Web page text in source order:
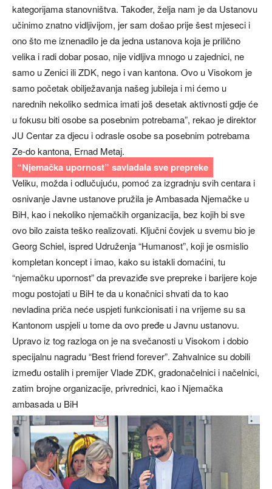
kategorijama stanovništva. Također, želja nam je da Ustanovu
učinimo znatno vidljivijom, jer sam došao prije šest mjeseci i
ono što me iznenadilo je da jedna ustanova koja je prilično
velika i radi dobar posao, nije vidljiva mnogo u zajednici, ne
samo u Zenici ili ZDK, nego i van kantona. Ovo u Visokom je
samo početak obilježavanja našeg jubileja i mi ćemo u
narednih nekoliko sedmica imati još desetak aktivnosti gdje će
u fokusu biti osobe sa posebnim potrebama”, rekao je direktor
JU Centar za djecu i odrasle osobe sa posebnim potrebama
Ze-do kantona, Ernad Metaj.
“Njemačka upornost” savladala sve prepreke
Veliku, možda i odlučujuću, pomoć za izgradnju svih centara i
osnivanje Javne ustanove pružila je Ambasada Njemačke u
BiH, kao i nekoliko njemačkih organizacija, bez kojih bi sve
ovo bilo zaista teško realizovati. Ključni čovjek u svemu bio je
Georg Schiel, ispred Udruženja “Humanost”, koji je osmislio
kompletan koncept i imao, kako su istakli domaćini, tu
“njemačku upornost” da prevaziđe sve prepreke i barijere koje
mogu postojati u BiH te da u konačnici shvati da to kao
nevladina priča neće uspjeti funkcionisati i na vrijeme su sa
Kantonom uspjeli u tome da ovo pređe u Javnu ustanovu.
Upravo iz tog razloga on je na svečanosti u Visokom i dobio
specijalnu nagradu “Best friend forever”. Zahvalnice su dobili
između ostalih i premijer Vlade ZDK, gradonačelnici i načelnici,
zatim brojne organizacije, privrednici, kao i Njemačka
ambasada u BiH